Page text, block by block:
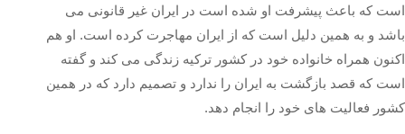
است که باعث پیشرفت او شده است در ایران غیر قانونی می
‌باشد و به همین دلیل است که از ایران مهاجرت کرده است. او هم
اکنون همراه خانواده خود در کشور ترکیه زندگی می‌ کند و گفته
است که قصد بازگشت به ایران را ندارد و تصمیم دارد که در همین
کشور فعالیت ‌های خود را انجام دهد.